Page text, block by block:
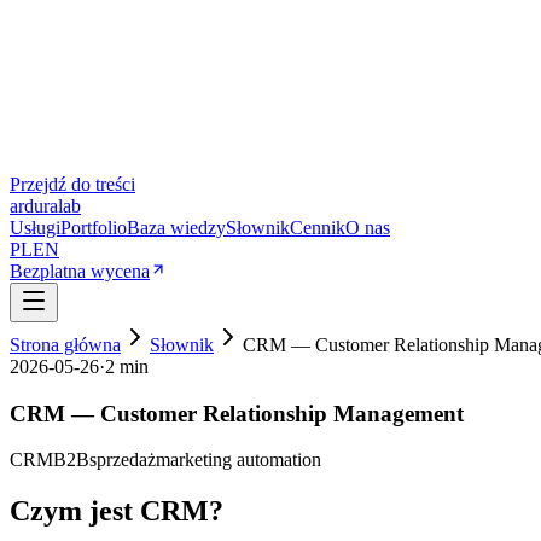
Przejdź do treści
arduralab
UsługiPortfolioBaza wiedzySłownikCennikO nas
PLEN
Bezplatna wycena
Strona główna Słownik
CRM — Customer Relationship
2026-05-26·2 min
CRM — Customer Relationship Management
CRMB2Bsprzedażmarketing automation
Czym jest CRM?